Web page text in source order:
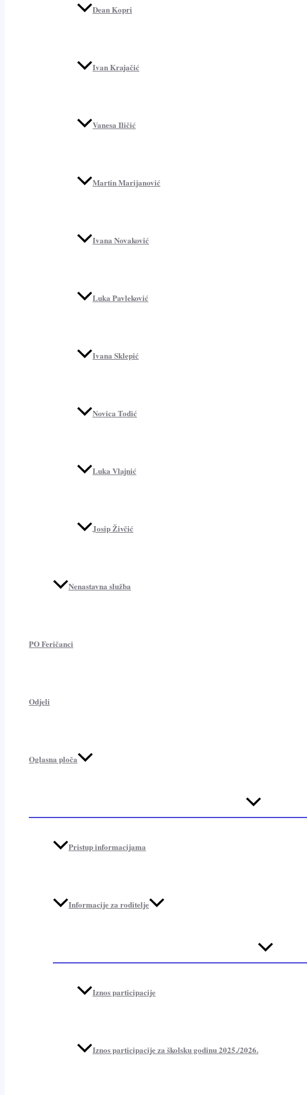
Dean Kopri
Ivan Krajačić
Vanesa Iličić
Martin Marijanović
Ivana Novaković
Luka Pavleković
Ivana Sklepić
Novica Todić
Luka Vlajnić
Josip Živčić
Nenastavna služba
PO Feričanci
Odjeli
Oglasna ploča
Menu
Toggle
Pristup informacijama
Informacije za roditelje
Menu
Toggle
Iznos participacije
Iznos participacije za školsku godinu 2025./2026.